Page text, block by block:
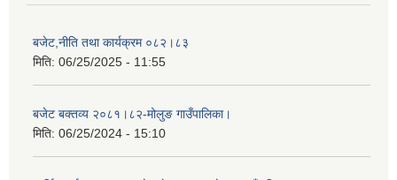
बजेट,नीति तथा कार्यक्रम ०८२।८३
मिति: 06/25/2025 - 11:55
बजेट बक्तव्य २०८१।८२-मोलुङ गाउँपालिका।
मिति: 06/25/2024 - 15:10